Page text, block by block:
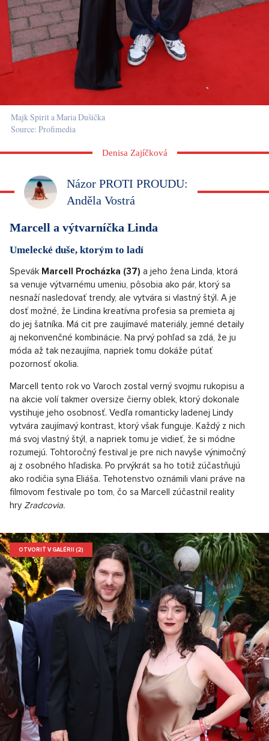
Majk Spirit a Maria Dušička
Source: Profimedia
Denisa Zajíčková
Názor PROTI PROUDU:
Anděla Vostrá
Marcell a výtvarníčka Linda
Umelecké duše, ktorým to ladí
Spevák Marcell Procházka (37) a jeho žena Linda, ktorá
sa venuje výtvarnému umeniu, pôsobia ako pár, ktorý sa
nesnaží nasledovať trendy, ale vytvára si vlastný štýl. A je
dosť možné, že Lindina kreatívna profesia sa premieta aj
do jej šatníka. Má cit pre zaujímavé materiály, jemné detaily
aj nekonvenčné kombinácie. Na prvý pohľad sa zdá, že ju
móda až tak nezaujíma, napriek tomu dokáže pútať
pozornosť okolia.
Marcell tento rok vo Varoch zostal verný svojmu rukopisu a
na akcie volí takmer oversize čierny oblek, ktorý dokonale
vystihuje jeho osobnosť. Vedľa romanticky ladenej Lindy
vytvára zaujímavý kontrast, ktorý však funguje. Každý z nich
má svoj vlastný štýl, a napriek tomu je vidieť, že si módne
rozumejú. Tohtoročný festival je pre nich navyše výnimočný
aj z osobného hľadiska. Po prvýkrát sa ho totiž zúčastňujú
ako rodičia syna Eliáša. Tehotenstvo oznámili vlani práve na
filmovom festivale po tom, čo sa Marcell zúčastnil reality
hryZradcovia.
OTVORIŤ V GALÉRII (2)